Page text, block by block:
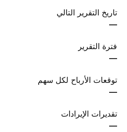
تاريخ التقرير التالي
—
فترة التقرير
—
توقعات الأرباح لكل سهم
—
تقديرات الإيرادات
—